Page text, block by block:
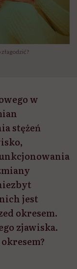
w
stężeń
jest
okresem.
zjawiska.